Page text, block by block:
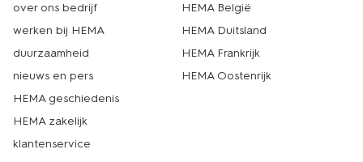
over ons bedrijf
werken bij HEMA
duurzaamheid
nieuws en pers
HEMA geschiedenis
HEMA zakelijk
klantenservice
HEMA België
HEMA Duitsland
HEMA Frankrijk
HEMA Oostenrijk